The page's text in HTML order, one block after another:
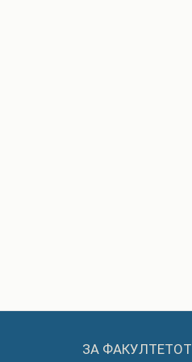
ЗА ФАКУЛТЕТОТ